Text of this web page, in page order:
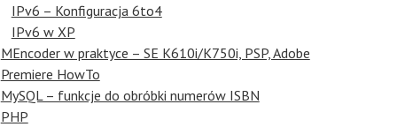
IPv6 – Konfiguracja 6to4
IPv6 w XP
MEncoder w praktyce – SE K610i/K750i, PSP, Adobe
Premiere HowTo
MySQL – funkcje do obróbki numerów ISBN
PHP